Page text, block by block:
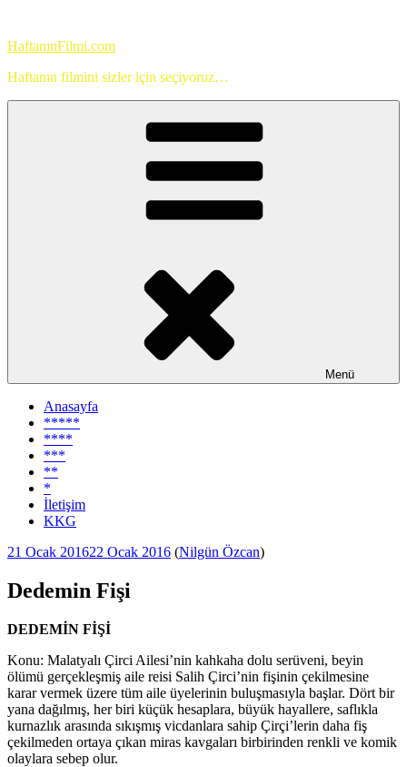
HaftanınFilmi.com
Haftanın filmini sizler için seçiyoruz…
Menü
Anasayfa
*****
****
***
**
*
İletişim
KKG
Yayım
21 Ocak 201622 Ocak 2016 (Nilgün Özcan)
Dedemin Fişi
DEDEMİN FİŞİ
Konu: Malatyalı Çirci Ailesi’nin kahkaha dolu serüveni, beyin
ölümü gerçekleşmiş aile reisi Salih Çirci’nin fişinin çekilmesine
karar vermek üzere tüm aile üyelerinin buluşmasıyla başlar. Dört bir
yana dağılmış, her biri küçük hesaplara, büyük hayallere, saflıkla
kurnazlık arasında sıkışmış vicdanlara sahip Çirçi’lerin daha fiş
çekilmeden ortaya çıkan miras kavgaları birbirinden renkli ve komik
olaylara sebep olur.